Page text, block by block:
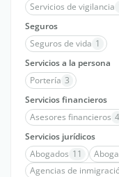
Servicios de vigilancia
Seguros
Seguros de vida 1
Servicios a la persona
Portería 3
Servicios financieros
Asesores financieros 4
Servicios jurídicos
Abogados 11
Agencias de